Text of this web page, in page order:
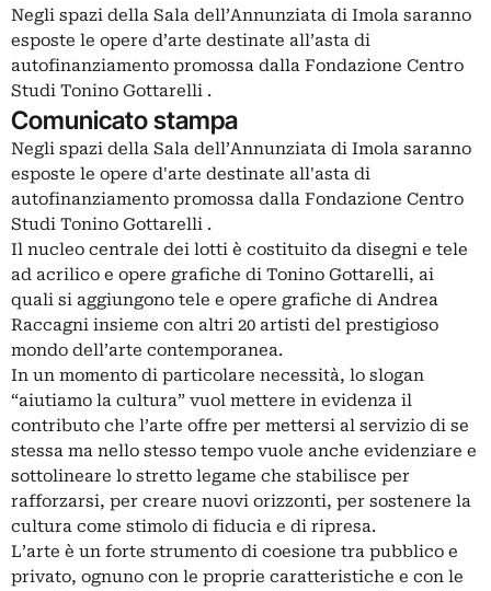
Negli spazi della Sala dell’Annunziata di Imola saranno
esposte le opere d’arte destinate all’asta di
autofinanziamento promossa dalla Fondazione Centro
Studi Tonino Gottarelli .
Comunicato stampa
Negli spazi della Sala dell’Annunziata di Imola saranno
esposte le opere d'arte destinate all'asta di
autofinanziamento promossa dalla Fondazione Centro
Studi Tonino Gottarelli .
Il nucleo centrale dei lotti è costituito da disegni e tele
ad acrilico e opere grafiche di Tonino Gottarelli, ai
quali si aggiungono tele e opere grafiche di Andrea
Raccagni insieme con altri 20 artisti del prestigioso
mondo dell’arte contemporanea.
In un momento di particolare necessità, lo slogan
“aiutiamo la cultura” vuol mettere in evidenza il
contributo che l’arte offre per mettersi al servizio di se
stessa ma nello stesso tempo vuole anche evidenziare e
sottolineare lo stretto legame che stabilisce per
rafforzarsi, per creare nuovi orizzonti, per sostenere la
cultura come stimolo di fiducia e di ripresa.
L’arte è un forte strumento di coesione tra pubblico e
privato, ognuno con le proprie caratteristiche e con le